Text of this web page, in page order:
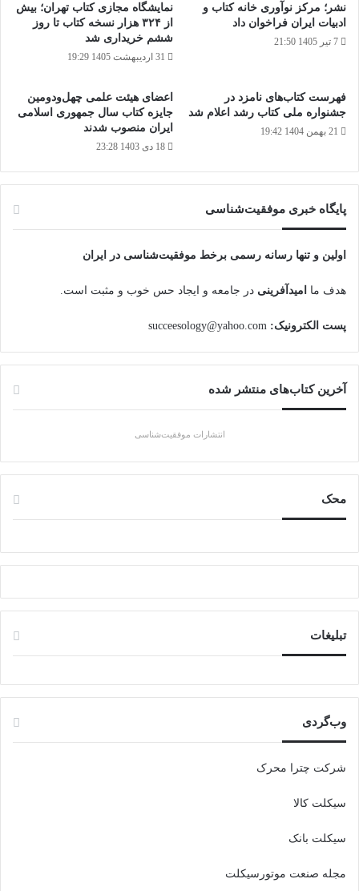
نشر؛ مرکز نوآوری خانه کتاب و
ادبیات ایران فراخوان داد
7 تیر 1405 21:50
نمایشگاه مجازی کتاب تهران؛ بیش
از ۳۲۴ هزار نسخه کتاب تا روز
ششم خریداری شد
31 اردیبهشت 1405 19:29
فهرست کتاب‌های نامزد در
جشنواره ملی کتاب رشد اعلام شد
21 بهمن 1404 19:42
اعضای هیئت علمی چهل‌ودومین
جایزه کتاب سال جمهوری اسلامی
ایران منصوب شدند
18 دی 1403 23:28
پایگاه‌ خبری موفقیت‌شناسی
اولین و تنها رسانه رسمی برخط موفقیت‌شناسی در ایران
هدف ما امیدآفرینی در جامعه و ایجاد حس خوب و مثبت است.
پست الکترونیک:
آخرین کتاب‌های منتشر شده
انتشارات موفقیت‌شناسی
محک
تبلیغات
وب‌گردی
شرکت چترا محرک
سیکلت کالا
سیکلت بانک
مجله صنعت موتورسیکلت